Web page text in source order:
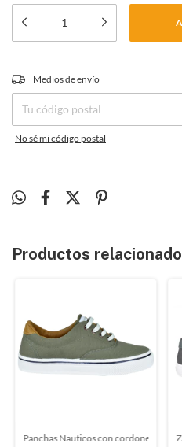
Entregas para el CP:
Medios de envío
No sé mi código postal
Productos
Lino Rave (10001)
Panchas Nauticos con cordones